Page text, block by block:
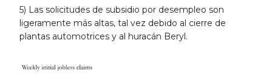
5) Las solicitudes de subsidio por desempleo son
ligeramente más altas, tal vez debido al cierre de
plantas automotrices y al huracán Beryl.